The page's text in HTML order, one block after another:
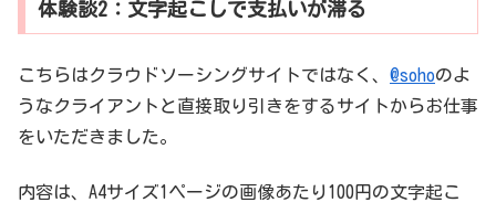
体験談2：文字起こしで支払いが滞る
こちらはクラウドソーシングサイトではなく、 @sohoのよ
うなクライアントと直接取り引きをするサイトからお仕事
をいただきました。
内容は、A4サイズ1ページの画像あたり100円の文字起こ